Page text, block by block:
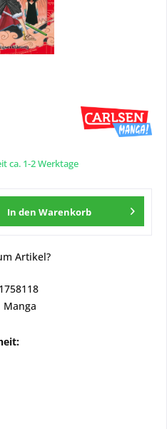
ca. 1-2 Werktage
In den Warenkorb
Artikel?
Manga